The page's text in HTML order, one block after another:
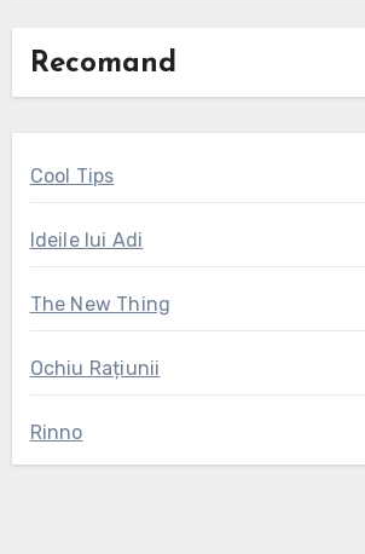
Recomand
Cool Tips
Ideile lui Adi
The New Thing
Ochiu Rațiunii
Rinno